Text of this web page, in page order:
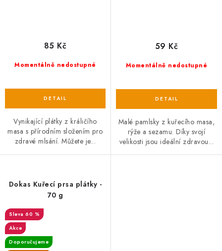
Momentálně nedostupné
85 Kč
Vynikající plátky z králičího
masa s přírodním složením pro
zdravé mlsání. Můžete je...
Momentálně nedostupné
59 Kč
Malé pamlsky z kuřecího masa,
rýže a sezamu. Díky svojí
velikosti jsou ideální zdravou...
Dokas Kuřecí prsa plátky -
70 g
60 %
Akce
Doporučujeme